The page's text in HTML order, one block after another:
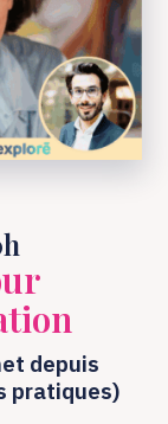
depuis
pratiques)